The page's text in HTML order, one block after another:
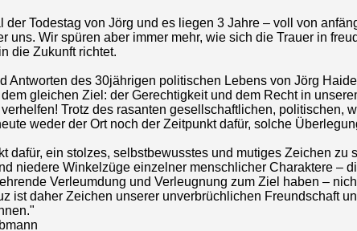
der Todestag von Jörg und es liegen 3 Jahre – voll von
uns. Wir spüren aber immer mehr, wie sich die Trauer in
die Zukunft richtet.
Antworten des 30jährigen politischen Lebens von Jörg
gleichen Ziel: der Gerechtigkeit und dem Recht in
Trotz des rasanten gesellschaftlichen, politischen,
weder der Ort noch der Zeitpunkt dafür, solche
dafür, ein stolzes, selbstbewusstes und mutiges Zeichen zu
niedere Winkelzüge einzelner menschlicher Charaktere –
Verleumdung und Verleugnung zum Ziel haben –
ist daher Zeichen unserer unverbrüchlichen Freundschaft